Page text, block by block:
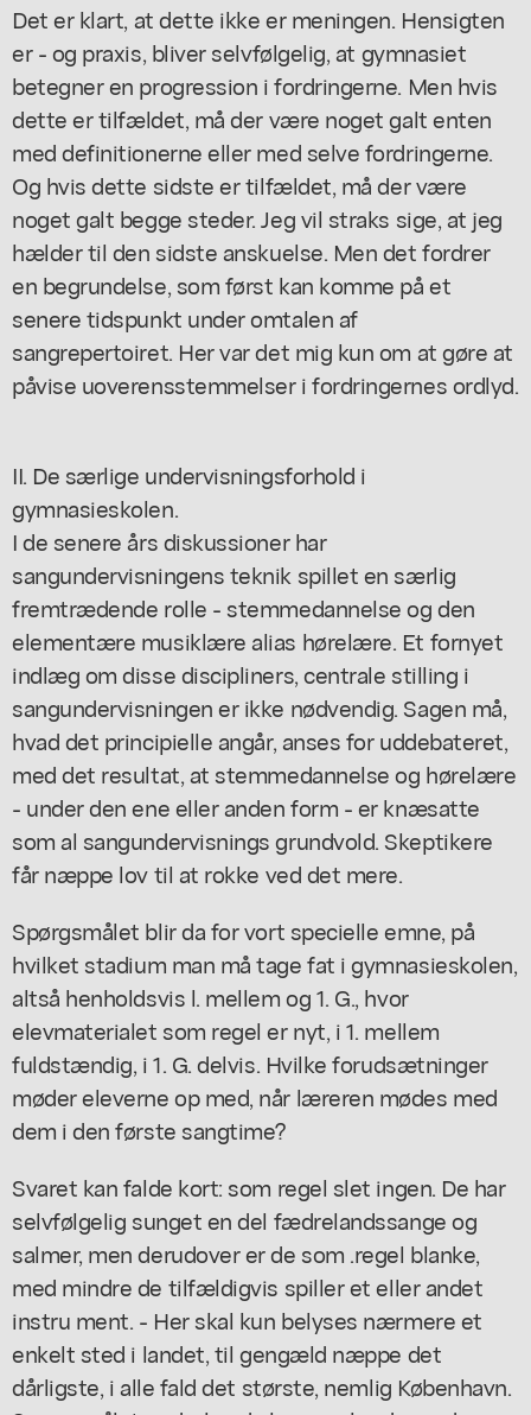
Det er klart, at dette ikke er meningen. Hensigten
er - og praxis, bliver selvfølgelig, at gymnasiet
betegner en progression i fordringerne. Men hvis
dette er tilfældet, må der være noget galt enten
med definitionerne eller med selve fordringerne.
Og hvis dette sidste er tilfældet, må der være
noget galt begge steder. Jeg vil straks sige, at jeg
hælder til den sidste anskuelse. Men det fordrer
en begrundelse, som først kan komme på et
senere tidspunkt under omtalen af
sangrepertoiret. Her var det mig kun om at gøre at
påvise uoverensstemmelser i fordringernes ordlyd.
II. De særlige undervisningsforhold i
gymnasieskolen.
I de senere års diskussioner har
sangundervisningens teknik spillet en særlig
fremtrædende rolle - stemmedannelse og den
elementære musiklære alias hørelære. Et fornyet
indlæg om disse discipliners, centrale stilling i
sangundervisningen er ikke nødvendig. Sagen må,
hvad det principielle angår, anses for uddebateret,
med det resultat, at stemmedannelse og hørelære
- under den ene eller anden form - er knæsatte
som al sangundervisnings grundvold. Skeptikere
får næppe lov til at rokke ved det mere.
Spørgsmålet blir da for vort specielle emne, på
hvilket stadium man må tage fat i gymnasieskolen,
altså henholdsvis l. mellem og 1. G., hvor
elevmaterialet som regel er nyt, i 1. mellem
fuldstændig, i 1. G. delvis. Hvilke forudsætninger
møder eleverne op med, når læreren mødes med
dem i den første sangtime?
Svaret kan falde kort: som regel slet ingen. De har
selvfølgelig sunget en del fædrelandssange og
salmer, men derudover er de som .regel blanke,
med mindre de tilfældigvis spiller et eller andet
instru ment. - Her skal kun belyses nærmere et
enkelt sted i landet, til gengæld næppe det
dårligste, i alle fald det største, nemlig København.